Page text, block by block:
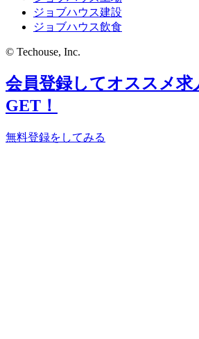
ジョブハウス建設
ジョブハウス飲食
© Techouse, Inc.
会員登録してオススメ求
GET！
無料登録をしてみる